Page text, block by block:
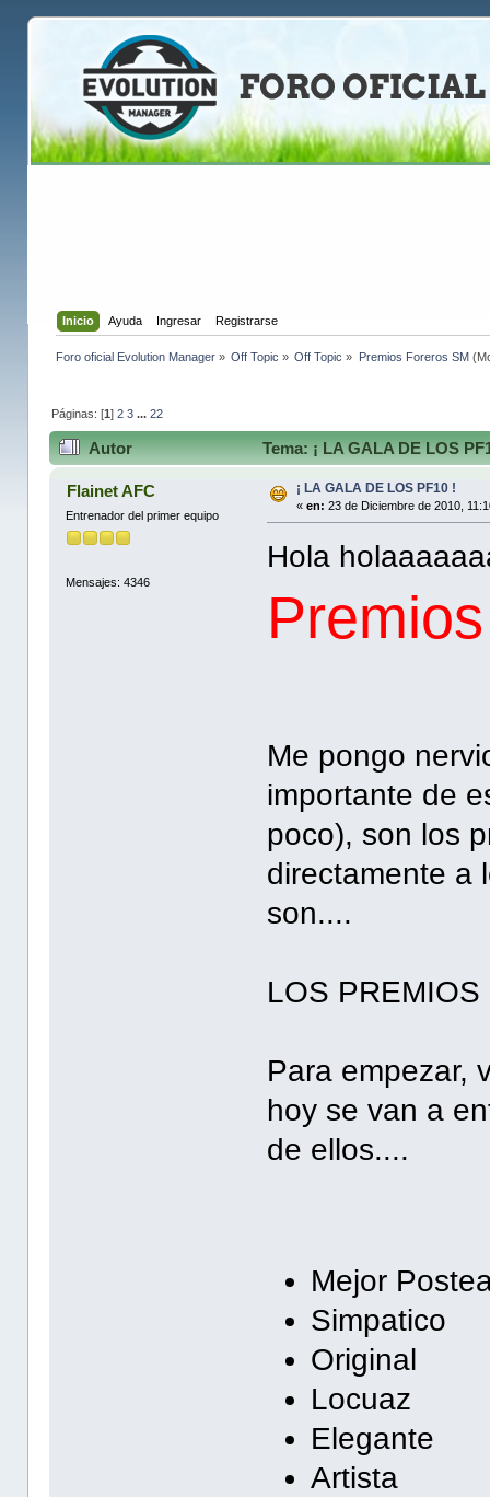
Inicio Ayuda Ingresar Registrarse
Foro oficial Evolution Manager» Off Topic » Off Topic » Premios Foreros SM
Páginas: [1] 2 3 ... 22
Autor Tema: ¡ LA GALA DE LOS
Flainet AFC
Entrenador del primer equipo
Mensajes: 4346
¡ LA GALA DE LOS PF10 !
«en: 23 de Diciembre de 2010,
Hola
Premios
Me pongo
importante de
poco), son los
directamente a
son....
LOS
Para empezar,
hoy se van a
de ellos....
Mejor
Simpatico
Original
Locuaz
Elegante
Artista